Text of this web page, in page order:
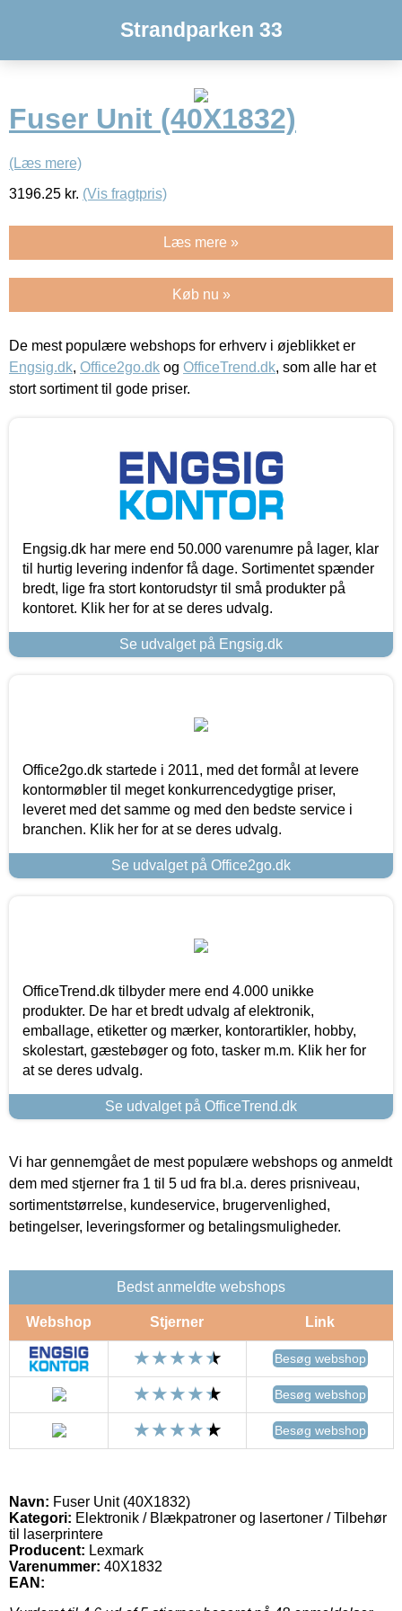
Strandparken 33
Fuser Unit (40X1832)
(Læs mere)
3196.25 kr. (Vis fragtpris)
Læs mere »
Køb nu »
De mest populære webshops for erhverv i øjeblikket er
Engsig.dk, Office2go.dk og OfficeTrend.dk, som alle har et
stort sortiment til gode priser.
Engsig.dk har mere end 50.000 varenumre på lager, klar
til hurtig levering indenfor få dage. Sortimentet spænder
bredt, lige fra stort kontorudstyr til små produkter på
kontoret. Klik her for at se deres udvalg.
Se udvalget på Engsig.dk
Office2go.dk startede i 2011, med det formål at levere
kontormøbler til meget konkurrencedygtige priser,
leveret med det samme og med den bedste service i
branchen. Klik her for at se deres udvalg.
Se udvalget på Office2go.dk
OfficeTrend.dk tilbyder mere end 4.000 unikke
produkter. De har et bredt udvalg af elektronik,
emballage, etiketter og mærker, kontorartikler, hobby,
skolestart, gæstebøger og foto, tasker m.m. Klik her for
at se deres udvalg.
Se udvalget på OfficeTrend.dk
Vi har gennemgået de mest populære webshops og anmeldt
dem med stjerner fra 1 til 5 ud fra bl.a. deres prisniveau,
sortimentstørrelse, kundeservice, brugervenlighed,
betingelser, leveringsformer og betalingsmuligheder.
Bedst anmeldte webshops
Webshop Stjerner Link
Besøg webshop
Besøg webshop
Besøg webshop
Navn: Fuser Unit (40X1832)
Kategori: Elektronik / Blækpatroner og lasertoner / Tilbehør
til laserprintere
Producent: Lexmark
Varenummer: 40X1832
EAN: